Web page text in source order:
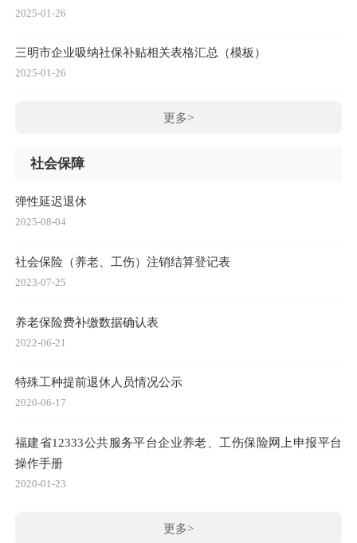
2025-01-26
三明市企业吸纳社保补贴相关表格汇总（模板）
2025-01-26
更多>
社会保障
弹性延迟退休
2025-08-04
社会保险（养老、工伤）注销结算登记表
2023-07-25
养老保险费补缴数据确认表
2022-06-21
特殊工种提前退休人员情况公示
2020-06-17
福建省12333公共服务平台企业养老、工伤保险网上申报平台
操作手册
2020-01-23
更多>